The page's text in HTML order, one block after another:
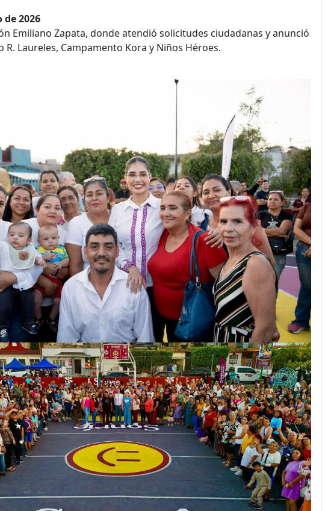
de 2026
Emiliano Zapata, donde atendió solicitudes ciudadanas y anunció
Laureles, Campamento Kora y Niños Héroes.